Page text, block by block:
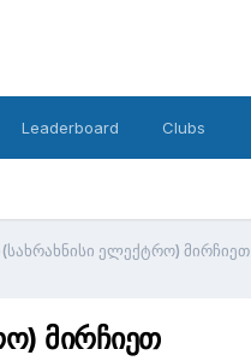
Leaderboard Clubs
ელექტრო) მირჩიეთ
მირჩიეთ